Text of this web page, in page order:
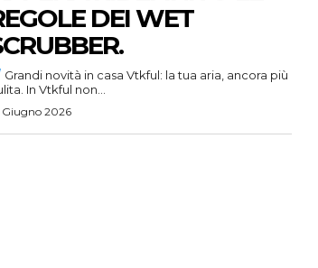
DEI WET
Grandi novità in casa Vtkful: la tua aria, ancora più
pulita. In Vtkful non...
Giugno 2026